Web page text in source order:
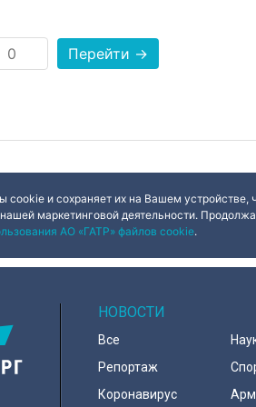
Перейти →
cookie и сохраняет их на Вашем
нашей маркетинговой деятельности.
АО «ГАТР» файлов cookie.
НОВОСТИ
Все
Репортаж
Коронавирус